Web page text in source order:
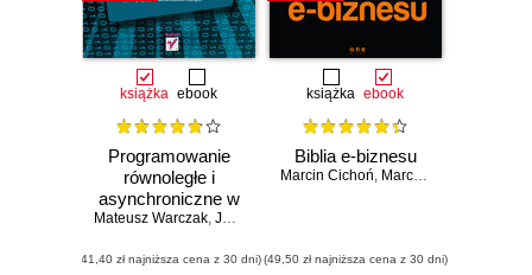
książka ebook
Programowanie
równoległe i
asynchroniczne w
C# 5.0
Mateusz Warczak, Jacek Matulewski
(41,40 zł najniższa cena z 30 dni)
książka ebook
Biblia e-biznesu
Marcin Cichoń, Marcin Cisek
(49,50 zł najniższa cena z 30 dni)